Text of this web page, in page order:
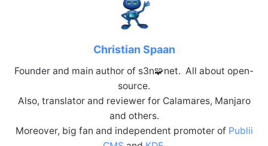
Christian Spaan
Founder and main author of s3n🧩net. All about open-
source.
Also, translator and reviewer for Calamares, Manjaro
and others.
Moreover, big fan and independent promoter of Publii